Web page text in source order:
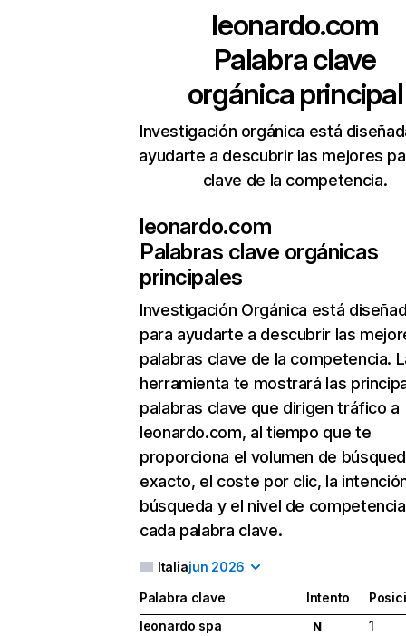
leonardo.com
Palabra clave
orgánica principal
Investigación orgánica está
ayudarte a descubrir las mejores
clave de la competencia.
leonardo.com
Palabras clave orgánicas
principales
Investigación Orgánica está
para ayudarte a descubrir las
palabras clave de la competencia.
herramienta te mostrará las
palabras clave que dirigen tráfico a
leonardo.com, al tiempo que te
proporciona el volumen de
exacto, el coste por clic, la
búsqueda y el nivel de
cada palabra clave.
Italiajun 2026
Palabra clave Intento
leonardo spa
N
1